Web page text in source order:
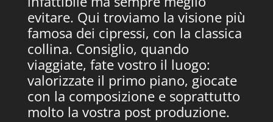
evitare. Qui troviamo la visione più
famosa dei cipressi, con la classica
collina. Consiglio, quando
viaggiate, fate vostro il luogo:
valorizzate il primo piano, giocate
con la composizione e soprattutto
molto la vostra post produzione.